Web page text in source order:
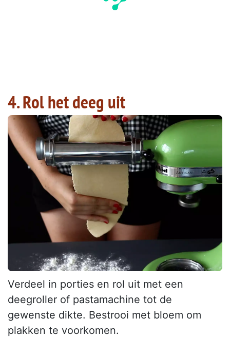
4. Rol het deeg uit
Verdeel in porties en rol uit met een
deegroller of pastamachine tot de
gewenste dikte. Bestrooi met bloem om
plakken te voorkomen.